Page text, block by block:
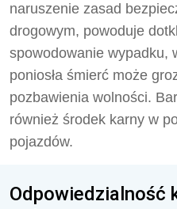
naruszenie zasad
drogowym, powoduje
spowodowanie wypadku,
poniosła śmierć może
pozbawienia wolności.
również środek karny w
pojazdów.
Odpowiedzialność